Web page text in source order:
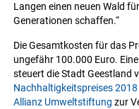
Langen einen neuen Wald
Generationen schaffen.“
Die Gesamtkosten für das
ungefähr 100.000 Euro.
steuert die Stadt Geestland
Nachhaltigkeitspreises 2018
Allianz Umweltstiftung zur